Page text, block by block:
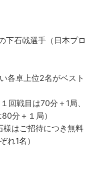
下石戟選手（日本プロ
各卓上位2名がベスト
回戦目は70分＋1局、
分＋１局）
様はご招待につき無料
れ1名）